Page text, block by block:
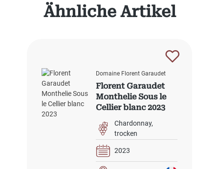
Produktgalerie überspringen
Ähnliche Artikel
Domaine Florent Garaudet
Florent Garaudet
Monthelie Sous le
Cellier blanc 2023
Chardonnay
trocken
2023